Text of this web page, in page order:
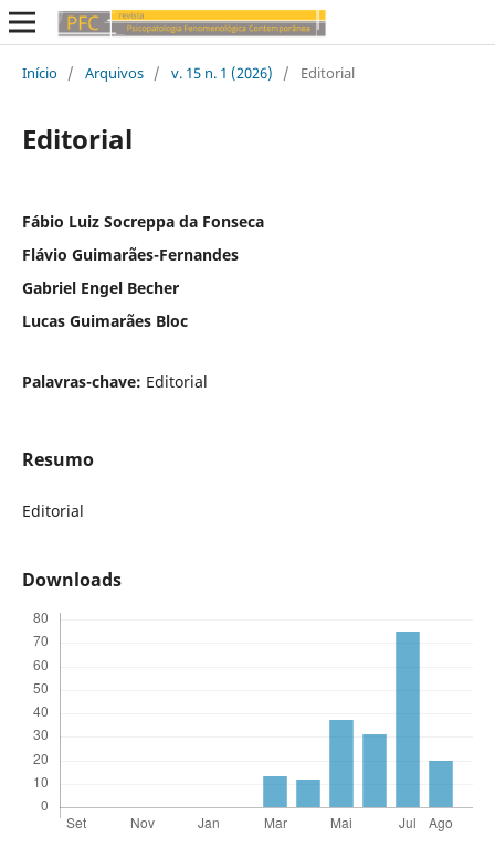
Início / Arquivos / v. 15 n. 1 (2026) / Editorial
Editorial
Fábio Luiz Socreppa da Fonseca
Flávio Guimarães-Fernandes
Gabriel Engel Becher
Lucas Guimarães Bloc
Palavras-chave: Editorial
Resumo
Editorial
Downloads